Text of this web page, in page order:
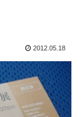
2012.05.18